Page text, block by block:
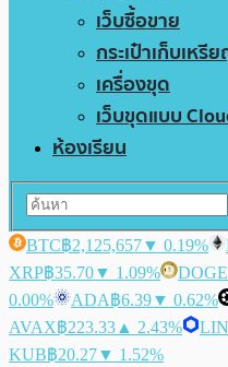
เว็บซื้อขาย
กระเป๋าเก็บเหรี
เครื่องขุด
เว็บขุดแบบ
ห้องเรียน
BTC฿2,125,657▼ 0.19%
XRP฿35.70▼ 1.09% DOGE
0.00%
ADA฿6.39▼ 0.62%
AVAX฿223.33 ▲ 2.43%
KUB฿20.27▼ 1.52%